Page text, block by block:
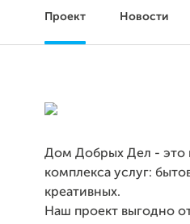
Проект Новости
Дом Добрых Дел - это
комплекса услуг:
креативных.
Наш проект выгодно